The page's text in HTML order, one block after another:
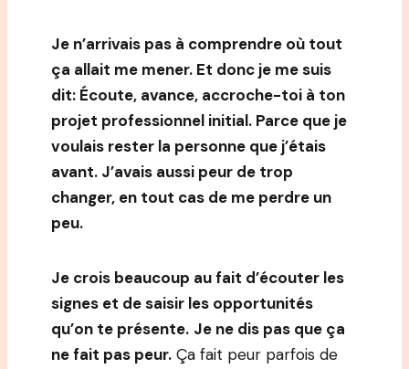
Je n’arrivais pas à comprendre où tout
ça allait me mener. Et donc je me suis
dit: Écoute, avance, accroche-toi à ton
projet professionnel initial. Parce que je
voulais rester la personne que j’étais
avant. J’avais aussi peur de trop
changer, en tout cas de me perdre un
peu.
Je crois beaucoup au fait d’écouter les
signes et de saisir les opportunités
qu’on te présente. Je ne dis pas que ça
ne fait pas peur. Ça fait peur parfois de